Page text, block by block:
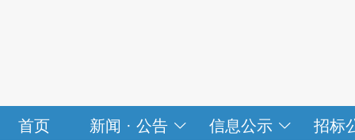
首页 新闻 · 公告 信息公示 招标